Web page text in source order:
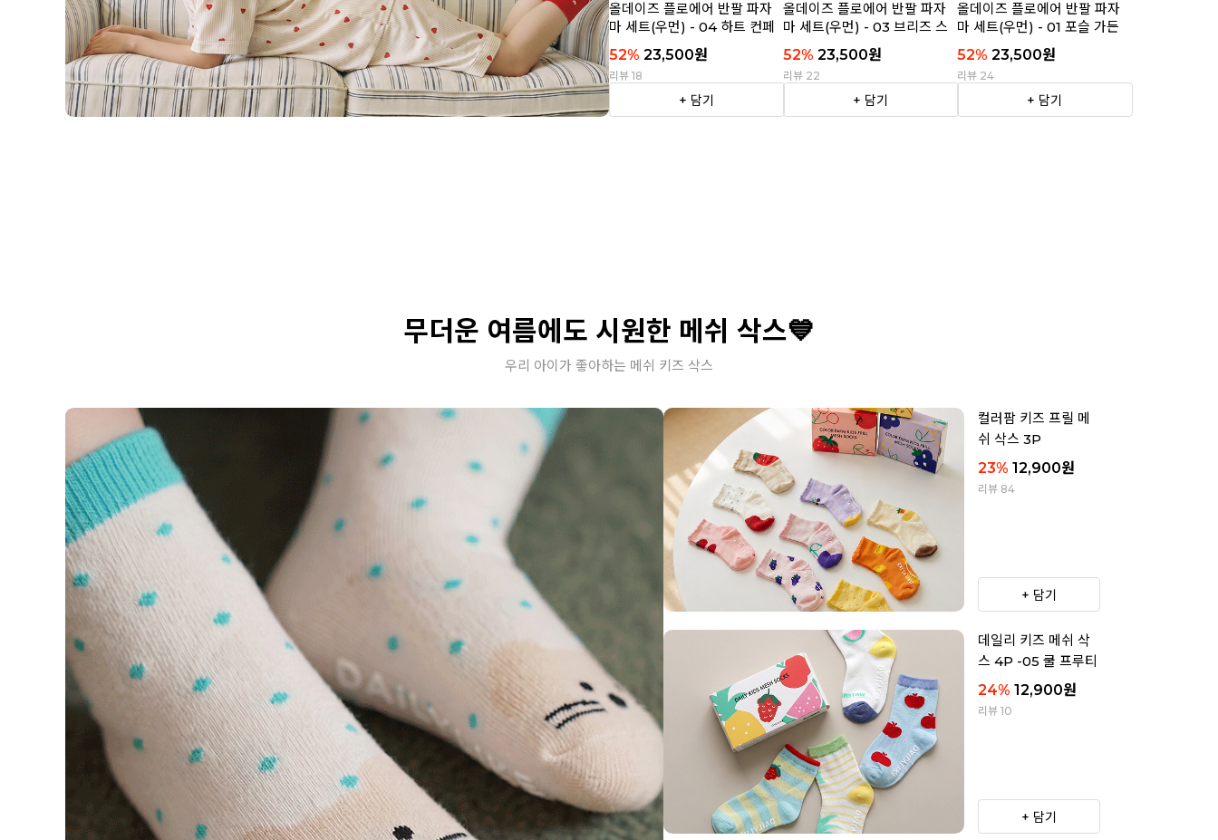
올데이즈 플로에어 반팔 파자
마 세트(우먼) - 04 하트 컨페
티
52% 23,500원
리뷰 18
+ 담기
올데이즈 플로에어 반팔 파자
마 세트(우먼) - 03 브리즈 스
트라이프
52% 23,500원
리뷰 22
+ 담기
올데이즈 플로에어 반팔 파자
마 세트(우먼) - 01 포슬 가든
52% 23,500원
리뷰 24
+ 담기
무더운 여름에도 시원한 메쉬 삭스💙
우리 아이가 좋아하는 메쉬 키즈 삭스
컬러팜 키즈 프릴 메
쉬 삭스 3P
23% 12,900원
리뷰 84
+ 담기
데일리 키즈 메쉬 삭
스 4P -05 쿨 프루티
24% 12,900원
리뷰 10
+ 담기